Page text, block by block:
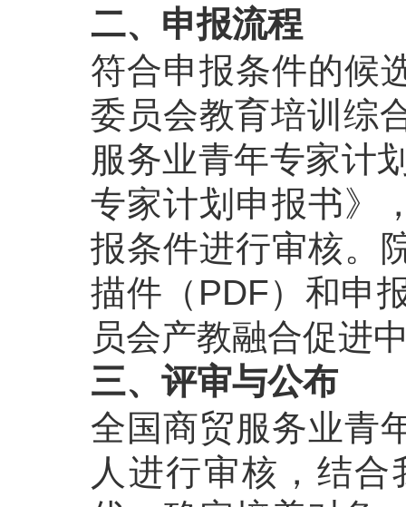
二、申报流程
符合申报条件的候
委员会教育培训综
服务业青年专家计
专家计划申报书》
报条件进行审核。
描件（PDF）和申
员会产教融合促进
三、评审与公布
全国商贸服务业青
人进行审核，结